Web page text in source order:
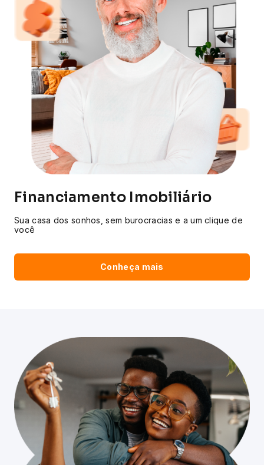
Financiamento Imobiliário
Sua casa dos sonhos, sem burocracias e a um clique de
você
Conheça mais